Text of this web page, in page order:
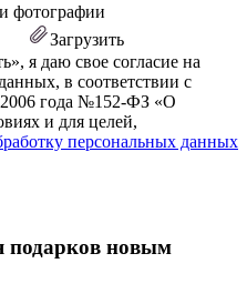
фотографии
Загрузить
я даю свое согласие на
в соответствии с
года №152-ФЗ «О
и для целей,
персональных данных
подарков новым